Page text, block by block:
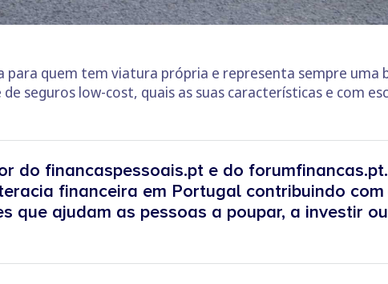
para quem tem viatura própria e representa sempre
seguros low-cost, quais as suas características e com
do financaspessoais.pt e do
financeira em Portugal contribuindo
que ajudam as pessoas a poupar, a investir